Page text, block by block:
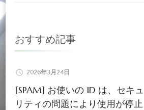
シ
ョ
ン
おすすめ記事
2026年3月24日
[SPAM] お使いの ID は、セキュ
リティの問題により使用が停止